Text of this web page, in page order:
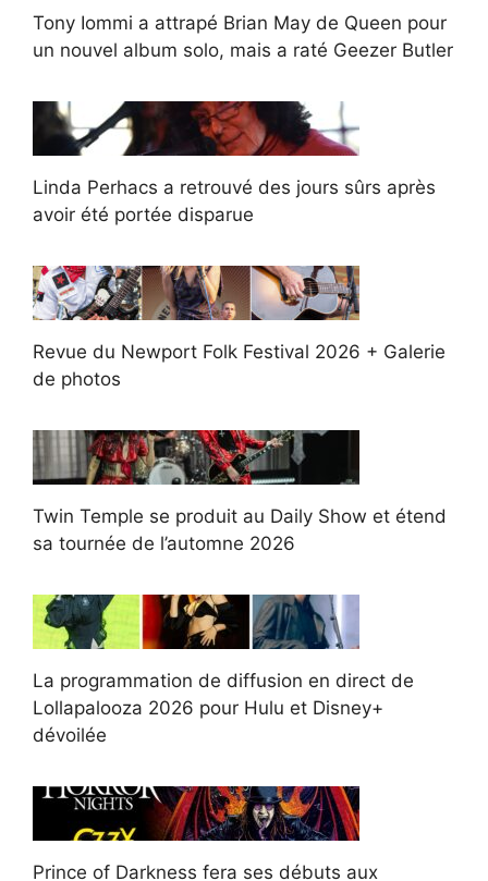
Tony Iommi a attrapé Brian May de Queen pour
un nouvel album solo, mais a raté Geezer Butler
Linda Perhacs a retrouvé des jours sûrs après
avoir été portée disparue
Revue du Newport Folk Festival 2026 + Galerie
de photos
Twin Temple se produit au Daily Show et étend
sa tournée de l’automne 2026
La programmation de diffusion en direct de
Lollapalooza 2026 pour Hulu et Disney+
dévoilée
Prince of Darkness fera ses débuts aux